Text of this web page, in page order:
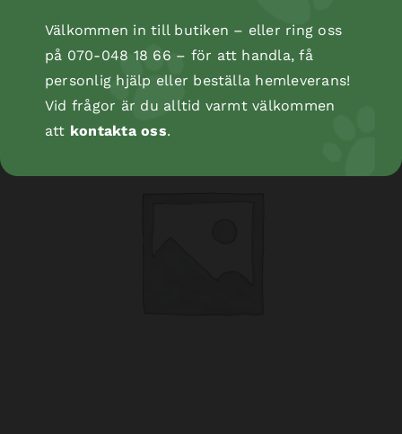
Kopåse
Välkommen in till butiken – eller ring oss
på 070-048 18 66 – för att handla, få
personlig hjälp eller beställa hemleverans!
Vid frågor är du alltid varmt välkommen
att kontakta oss.